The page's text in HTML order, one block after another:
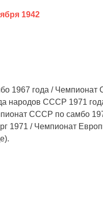
1942
1967 года /
народов СССР 1971
СССР по самбо
1971 / Чемпионат